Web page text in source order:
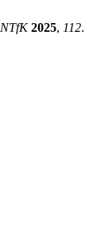
NTfK 2025, 112.